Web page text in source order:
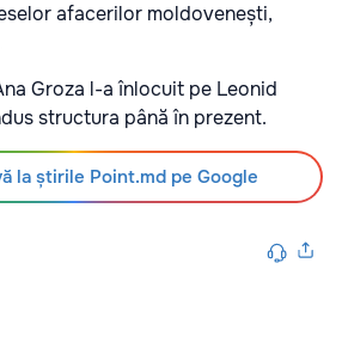
afacerilor moldovenești,
Groza l-a înlocuit pe Leonid
structura până în prezent.
la știrile Point.md pe Google